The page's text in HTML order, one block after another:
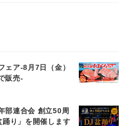
ェア-8月7日（金）
販売-
部連合会 創立50周
り」を開催します